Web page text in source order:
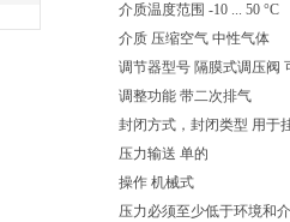
介质温度范围 -10 ... 50 °C
介质 压缩空气 中性气体
调节器型号 隔膜式调压阀
调整功能 带二次排气
封闭方式，封闭类型 用于
压力输送 单的
操作 机械式
压力必须至少低于环境和